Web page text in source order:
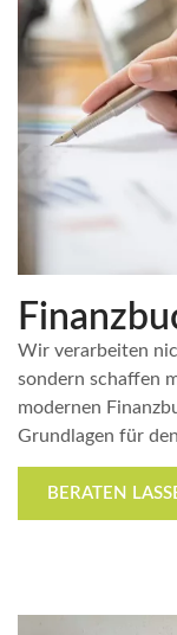
Wir verarbeiten
sondern schaffen
modernen
Grundlagen für
BERATEN